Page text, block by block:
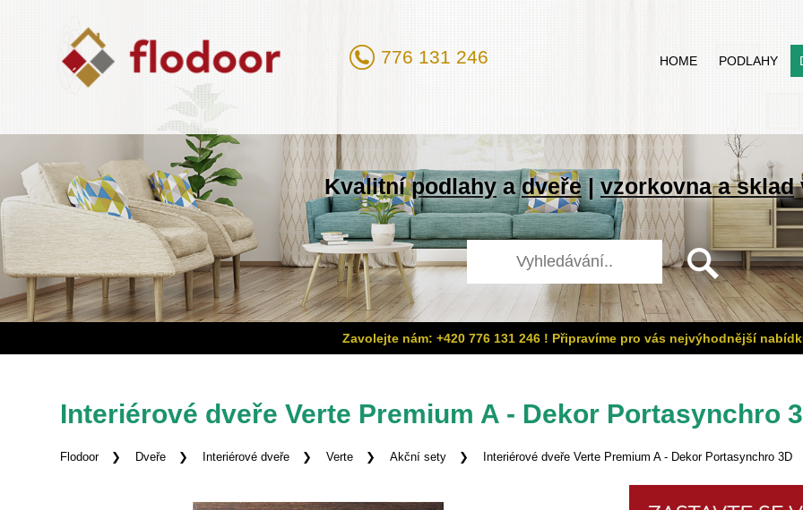
776 131 246 HOME PODLAHY
Kvalitnípodlahyadveře|vzorkovna a sklad
Zavolejte nám: +420 776 131 246 ! Připravíme pro vás nejvýhodnější
Interiérové dveře Verte Premium A - Dekor Portasynchro
Flodoor Dveře Interiérové dveře Verte Akční sety Interiérové dveře Verte Premium A - Dekor Portasynchro 3D